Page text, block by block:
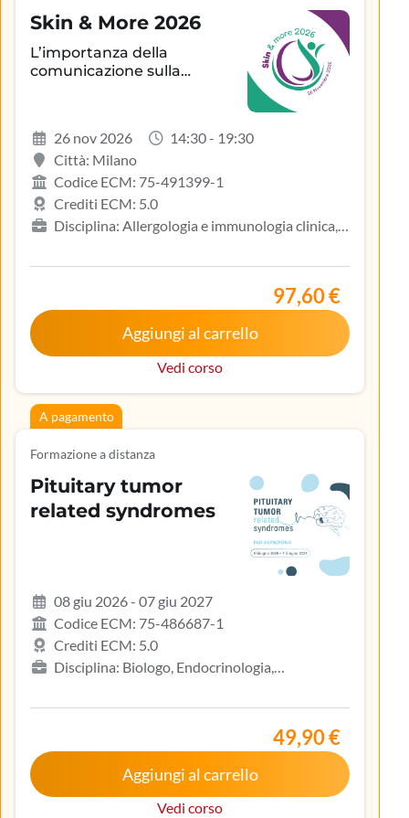
Skin & More 2026
L’importanza della
comunicazione sulla
dermatologica
26 nov 2026
14:30 - 19:30
Città: Milano
Codice ECM: 75-491399-1
Crediti ECM: 5.0
Disciplina: Allergologia e immunologia clinica,
Medicina del lavoro e sicurezza degli ambienti di
lavoro, Medicina generale (medici di famiglia)
97,60 €
Aggiungi al carrello
Vedi corso
A pagamento
Formazione a distanza
Pituitary tumor
related syndromes
08 giu 2026 - 07 giu 2027
Codice ECM: 75-486687-1
Crediti ECM: 5.0
Disciplina: Biologo, Endocrinologia,
ostetricia, Infermiere, Infermiere pediatrico,
Iscritto nell’elenco speciale ad esaurimento,
Malattie metaboliche e diabetologia, Medicina
interna, Oncologia, Pediatria, Pediatria (Pediatri di
libera scelta), Tecnico sanitario di radiologia medica
49,90 €
Aggiungi al carrello
Vedi corso